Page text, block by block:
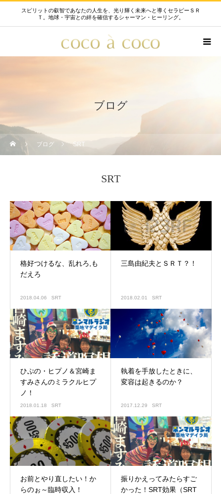
スピリットの叡智であなたの人生を、光り輝く未来へと導くセラピーＳＲ
Ｔ。地球・宇宙との絆を確信するシャーマン・ヒーリング。
ブログ
ブログ SRT
SRT
格好つけるな、乱れろ,も
だえろ
2018.04.06 SRT
三島由紀夫とＳＲＴ？！
2018.02.01 SRT
ひぷの・ヒプノ＆宮崎ま
すみさんのミラクルヒプ
ノ！
2018.01.18 SRT
執着を手放したときに、
変容は起きるのか？
2017.12.29 SRT
お前とやり直したい！か
らのぉ～臨時収入！
振りかえってみたらすご
かった！SRT効果（SRT